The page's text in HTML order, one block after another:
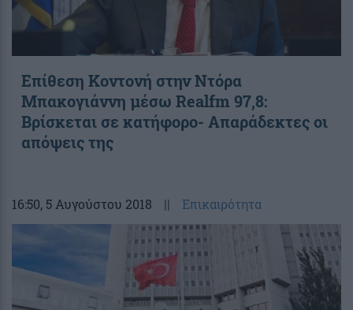
Επίθεση Κοντονή στην Ντόρα
Μπακογιάννη μέσω Realfm 97,8:
Βρίσκεται σε κατήφορο- Απαράδεκτες οι
απόψεις της
16:50, 5 Αυγούστου 2018 || Επικαιρότητα